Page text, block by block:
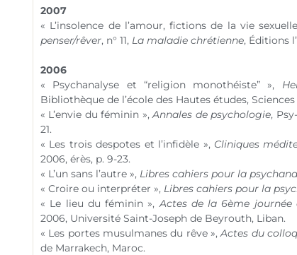
2007
« L’insolence de l’amour, fictions de la vie
penser/rêver, n° 11, La maladie chrétienne, Éditions
2006
« Psychanalyse et “religion monothéiste” »,
Bibliothèque de l’école des Hautes études,
« L’envie du féminin »,Annales de psychologie,
21.
« Les trois despotes et l’infidèle », Cliniques
2006, érès, p. 9-23.
« L’un sans l’autre », Libres cahiers pour la
« Croire ou interpréter », Libres cahiers pour la
« Le lieu du féminin », Actes de la 6ème journée
2006, Université Saint-Joseph de Beyrouth, Liban.
« Les portes musulmanes du rêve »,Actes du
de Marrakech, Maroc.